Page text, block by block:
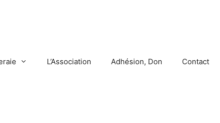
L’Association Adhésion, Don Contact